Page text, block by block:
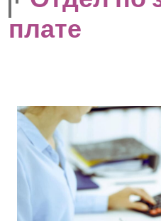
плате